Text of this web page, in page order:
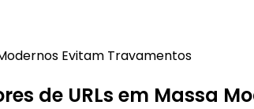
Evitam Travamentos
de URLs em Massa